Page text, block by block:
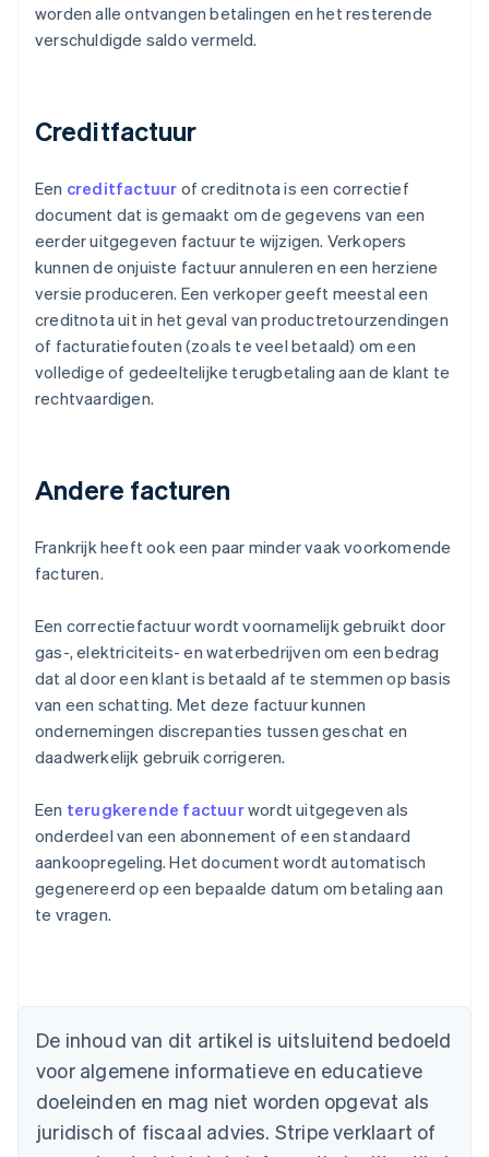
worden alle ontvangen betalingen en het resterende
verschuldigde saldo vermeld.
Creditfactuur
Een creditfactuur of creditnota is een correctief
document dat is gemaakt om de gegevens van een
eerder uitgegeven factuur te wijzigen. Verkopers
kunnen de onjuiste factuur annuleren en een herziene
versie produceren. Een verkoper geeft meestal een
creditnota uit in het geval van productretourzendingen
of facturatiefouten (zoals te veel betaald) om een
volledige of gedeeltelijke terugbetaling aan de klant te
rechtvaardigen.
Andere facturen
Frankrijk heeft ook een paar minder vaak voorkomende
facturen.
Een correctiefactuur wordt voornamelijk gebruikt door
gas-, elektriciteits- en waterbedrijven om een bedrag
dat al door een klant is betaald af te stemmen op basis
van een schatting. Met deze factuur kunnen
ondernemingen discrepanties tussen geschat en
daadwerkelijk gebruik corrigeren.
Een terugkerende factuurwordt uitgegeven als
onderdeel van een abonnement of een standaard
aankoopregeling. Het document wordt automatisch
gegenereerd op een bepaalde datum om betaling aan
te vragen.
De inhoud van dit artikel is uitsluitend bedoeld
voor algemene informatieve en educatieve
doeleinden en mag niet worden opgevat als
juridisch of fiscaal advies. Stripe verklaart of
Australië
Português English
Bulgarije
English
Canada
EnglishFrançais